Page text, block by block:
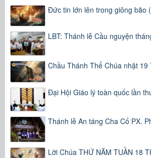
Đức tin lớn lên trong giông bão
LBT: Thánh lễ Cầu nguyện
Chầu Thánh Thể Chúa nhật
Đại Hội Giáo lý toàn quốc lần
Thánh lễ An táng Cha Cố PX.
Lời Chúa THỨ NĂM TUẦN 18